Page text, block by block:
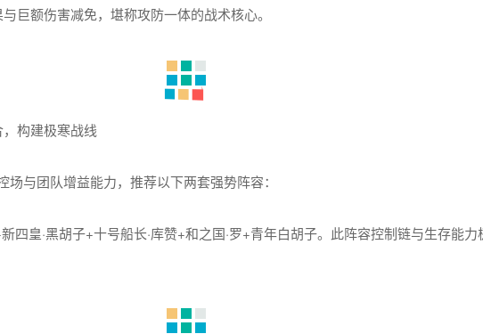
巨额伤害减免，堪称攻防一体的战术核心。
构建极寒战线
场与团队增益能力，推荐以下两套强势阵容：
四皇·黑胡子+十号船长·库赞+和之国·罗+青年白胡子。此阵容控制链与生存能力